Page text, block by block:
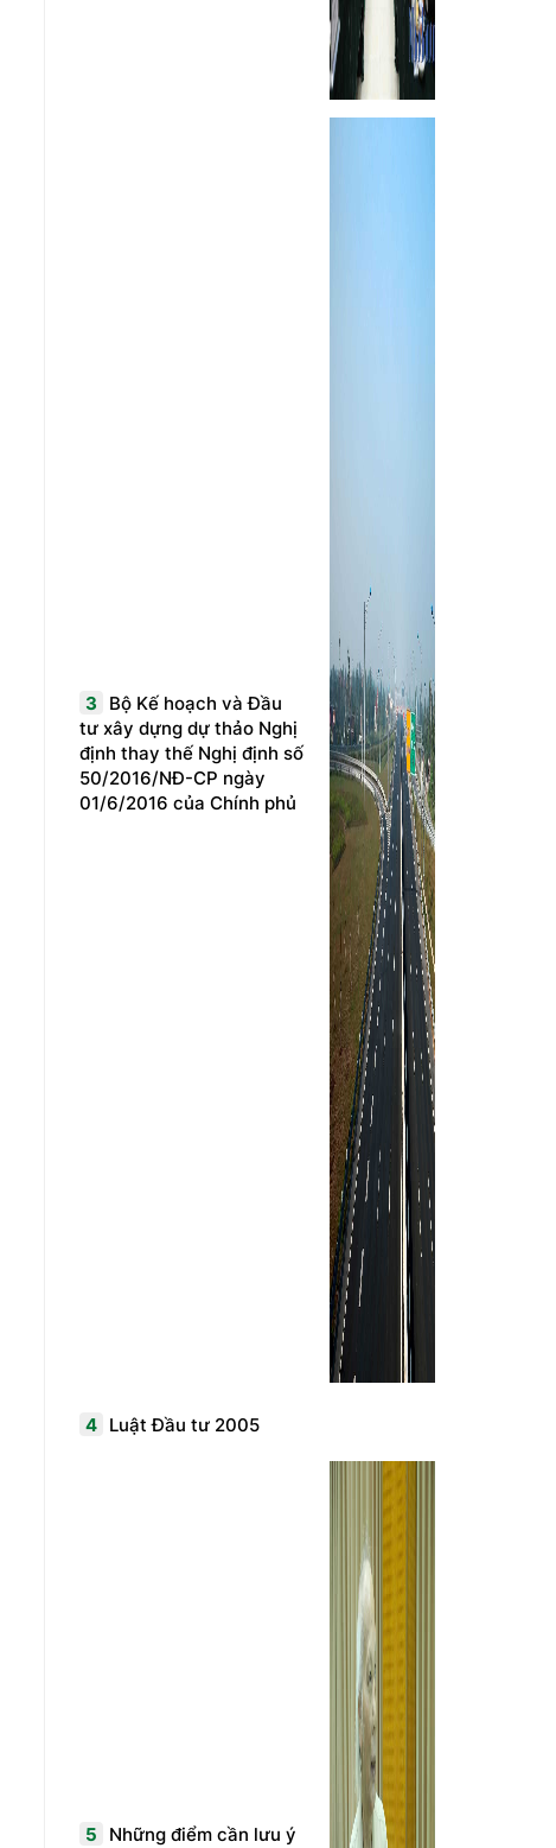
3
Bộ Kế hoạch và Đầu
tư xây dựng dự thảo Nghị
định thay thế Nghị định số
50/2016/NĐ-CP ngày
01/6/2016 của Chính phủ
4 Luật Đầu tư 2005
5
Những điểm cần lưu ý